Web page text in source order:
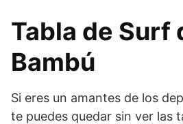
Tabla de Surf
Bambú
Si eres un amantes de los
te puedes quedar sin ver las